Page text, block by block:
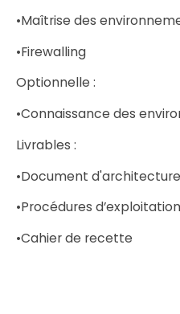
•Maîtrise des
•Firewalling
Optionnelle :
•Connaissance des
Livrables :
•Document
•Procédures d’exploitation
•Cahier de recette